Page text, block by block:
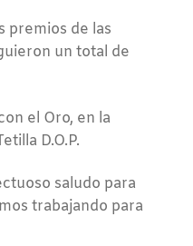
premios de las
un total de
el Oro, en la
D.O.P.
saludo para
trabajando para